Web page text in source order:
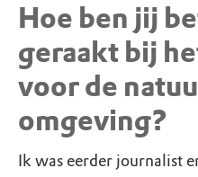
Hoe ben jij
geraakt bij
voor de
omgeving?
Ik was eerder journalist